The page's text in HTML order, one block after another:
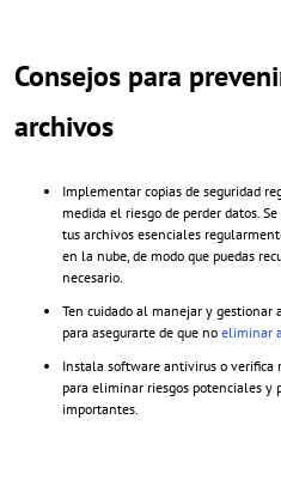
Consejos para
archivos
Implementar copias de seguridad
medida el riesgo de perder datos.
tus archivos esenciales
en la nube, de modo que puedas
necesario.
Ten cuidado al manejar y gestionar
para asegurarte de que no eliminar
Instala software antivirus o verifica
para eliminar riesgos potenciales y
importantes.